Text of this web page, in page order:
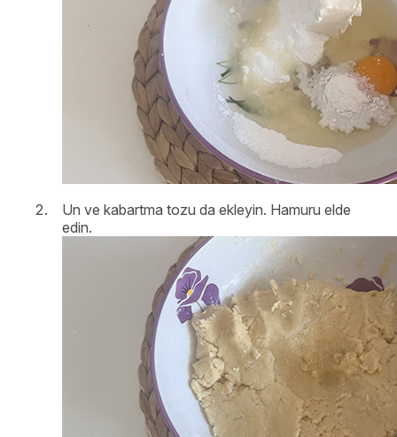
Un ve kabartma tozu da ekleyin. Hamuru elde
edin.